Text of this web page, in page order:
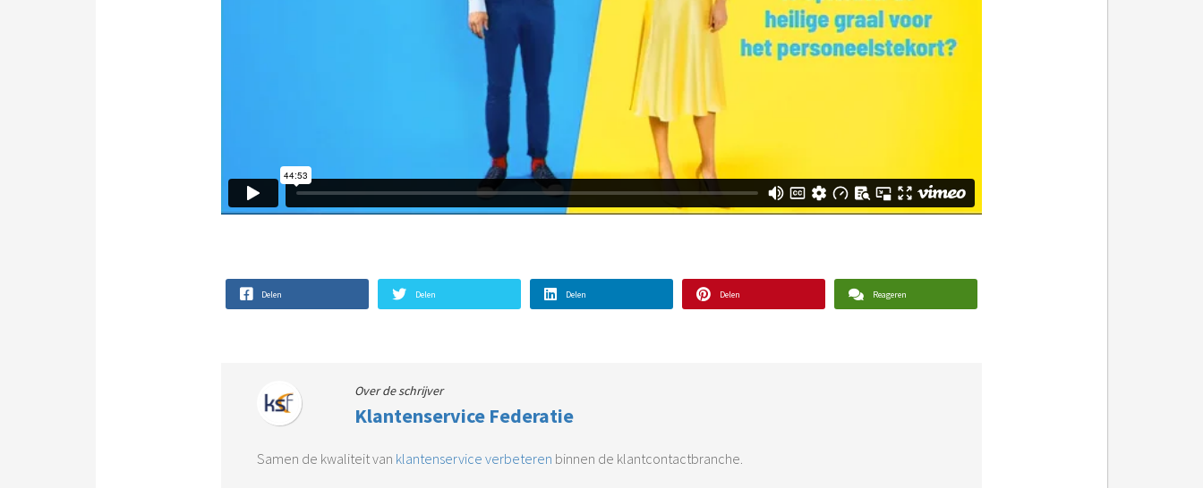
Delen Delen Delen Delen Reageren
Over de schrijver
Klantenservice Federatie
Samen de kwaliteit van klantenservice verbeteren binnen de klantcontactbranche.